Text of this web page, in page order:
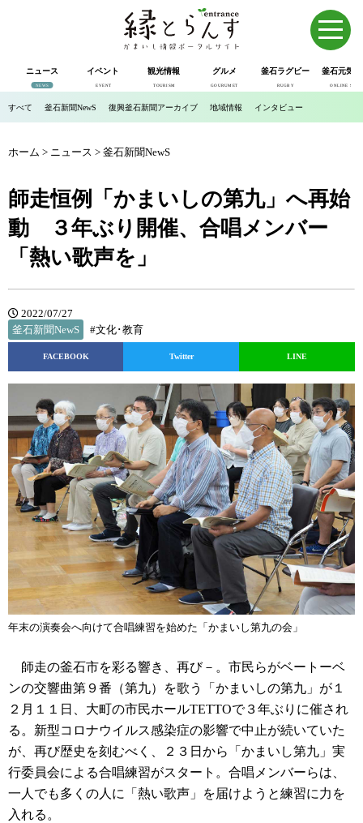
ニュース
NEWS
イベント
EVENT
観光情報
TOURISM
グルメ
GOURUMET
釜石ラグビー
RUGBY
釜石元気
ONLINE SHOP
すべて 釜石新聞NewS 復興釜石新聞アーカイブ 地域情報 インタビュー
ホーム > ニュース > 釜石新聞NewS
師走恒例「かまいしの第九」へ再始
動 ３年ぶり開催、合唱メンバー
「熱い歌声を」
2022/07/27
釜石新聞NewS
#文化･教育
FACEBOOK Twitter LINE
年末の演奏会へ向けて合唱練習を始めた「かまいし第九の会」
師走の釜石市を彩る響き、再び－。市民らがベートーベ
ンの交響曲第９番（第九）を歌う「かまいしの第九」が１
２月１１日、大町の市民ホールTETTOで３年ぶりに催され
る。新型コロナウイルス感染症の影響で中止が続いていた
が、再び歴史を刻むべく、２３日から「かまいし第九」実
行委員会による合唱練習がスタート。合唱メンバーらは、
一人でも多くの人に「熱い歌声」を届けようと練習に力を
入れる。